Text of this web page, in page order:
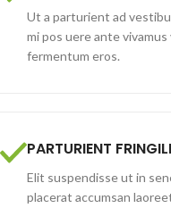
Ut a parturient ad
mi pos uere ante
fermentum eros.
PARTURIENT
Elit suspendisse ut in
placerat accumsan